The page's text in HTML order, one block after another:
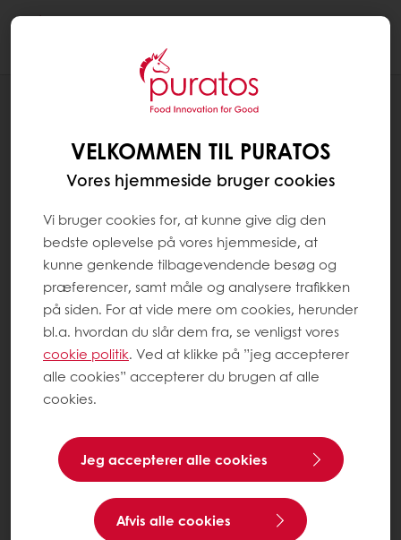
HASSELNØDDECREME
VELKOMMEN TIL PURATOS
Vores hjemmeside bruger cookies
Vi bruger cookies for, at kunne give dig den
bedste oplevelse på vores hjemmeside, at
kunne genkende tilbagevendende besøg og
præferencer, samt måle og analysere trafikken
på siden. For at vide mere om cookies, herunder
bl.a. hvordan du slår dem fra, se venligst vores
cookie politik. Ved at klikke på ”jeg accepterer
alle cookies” accepterer du brugen af alle
cookies.
Jeg accepterer alle cookies
Afvis alle cookies